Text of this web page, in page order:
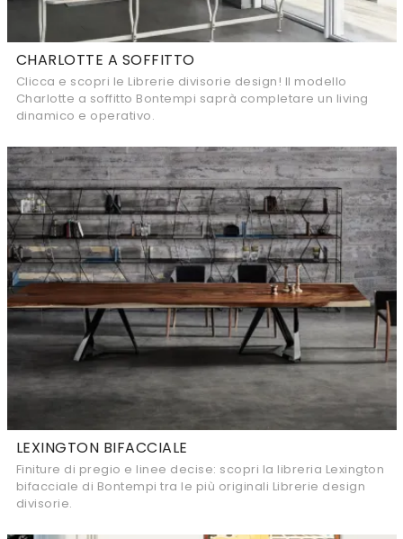
CHARLOTTE A SOFFITTO
Clicca e scopri le Librerie divisorie design! Il modello
Charlotte a soffitto Bontempi saprà completare un living
dinamico e operativo.
LEXINGTON BIFACCIALE
Finiture di pregio e linee decise: scopri la libreria Lexington
bifacciale di Bontempi tra le più originali Librerie design
divisorie.